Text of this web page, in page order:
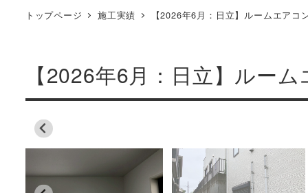
トップページ 施工実績 【2026年6月：日立】ルームエア
【2026年6月：日立】ルー